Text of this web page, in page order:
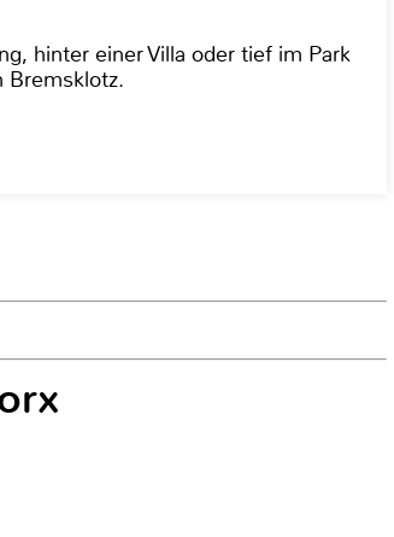
hinter einer Villa oder tief im Park
Bremsklotz.